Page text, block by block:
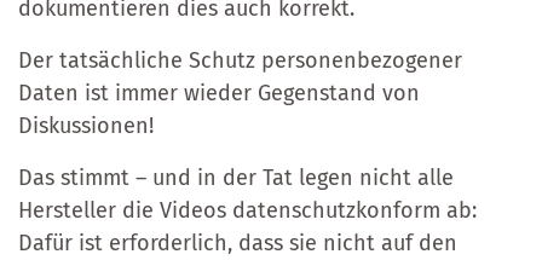
dokumentieren dies auch korrekt.
Der tatsächliche Schutz personenbezogener
Daten ist immer wieder Gegenstand von
Diskussionen!
Das stimmt – und in der Tat legen nicht alle
Hersteller die Videos datenschutzkonform ab:
Dafür ist erforderlich, dass sie nicht auf den